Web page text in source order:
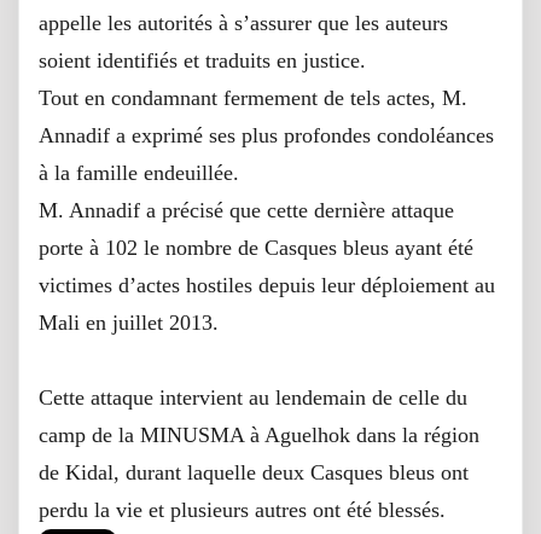
appelle les autorités à s’assurer que les auteurs
soient identifiés et traduits en justice.
Tout en condamnant fermement de tels actes, M.
Annadif a exprimé ses plus profondes condoléances
à la famille endeuillée.
M. Annadif a précisé que cette dernière attaque
porte à 102 le nombre de Casques bleus ayant été
victimes d’actes hostiles depuis leur déploiement au
Mali en juillet 2013.
Cette attaque intervient au lendemain de celle du
camp de la MINUSMA à Aguelhok dans la région
de Kidal, durant laquelle deux Casques bleus ont
perdu la vie et plusieurs autres ont été blessés.